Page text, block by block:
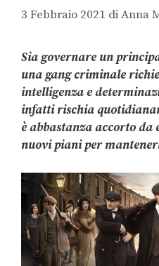
3 Febbraio 2021 diAnna
Sia governare un
una gang criminale
intelligenza e
infatti rischia
è abbastanza accorto
nuovi piani per